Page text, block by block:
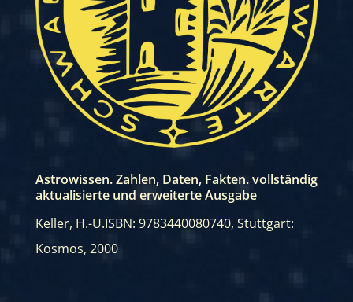
Astrowissen. Zahlen, Daten, Fakten. vollständig
aktualisierte und erweiterte Ausgabe
Keller, H.-U.ISBN: 9783440080740, Stuttgart:
Kosmos, 2000